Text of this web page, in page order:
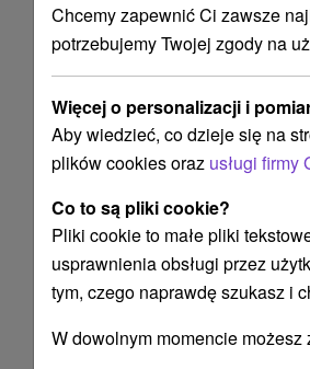
Chcemy zapewnić Ci zawsze
potrzebujemy Twojej zgody na
Więcej o personalizacji i
Aby wiedzieć, co dzieje się na
plików cookies oraz usługi firmy
Co to są pliki cookie?
Pliki cookie to małe pliki
usprawnienia obsługi przez
tym, czego naprawdę szukasz i
W dowolnym momencie